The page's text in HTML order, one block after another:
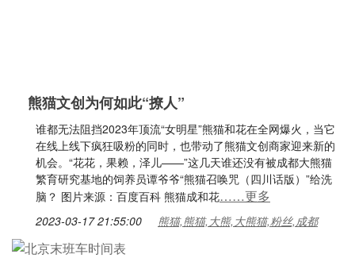
熊猫文创为何如此“撩人”
谁都无法阻挡2023年顶流“女明星”熊猫和花在全网爆火，当它
在线上线下疯狂吸粉的同时，也带动了熊猫文创商家迎来新的
机会。“花花，果赖，泽儿——”这几天谁还没有被成都大熊猫
繁育研究基地的饲养员谭爷爷“熊猫召唤咒（四川话版）”给洗
脑？ 图片来源：百度百科 熊猫成和花……更多
2023-03-17 21:55:00 熊猫,熊猫,大熊,大熊猫,粉丝,成都